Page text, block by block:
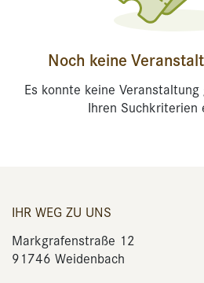
Noch keine
Es konnte keine
Ihren Suchkriterien
IHR WEG ZU UNS
Markgrafenstraße 12
91746 Weidenbach